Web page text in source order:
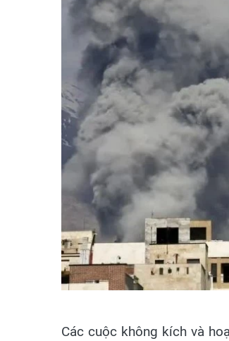
Các cuộc không kích và